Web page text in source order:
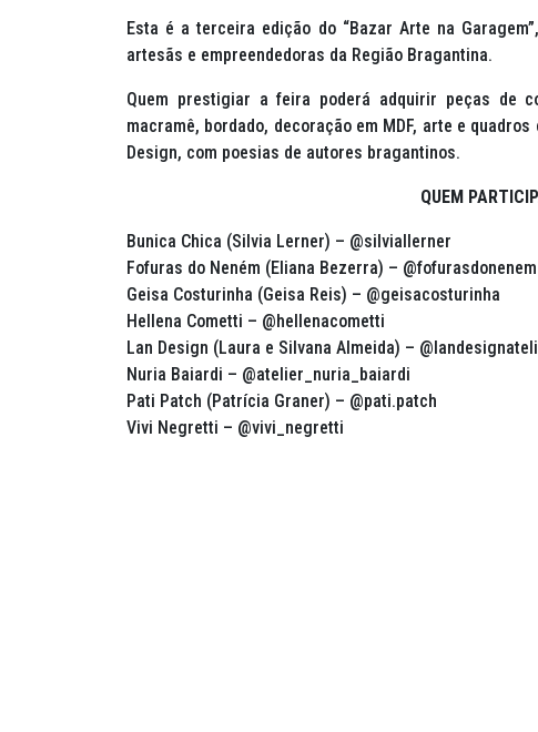
Esta é a terceira edição do “Bazar Arte na
artesãs e empreendedoras da Região Bragantina.
Quem prestigiar a feira poderá adquirir peças de
macramê, bordado, decoração em MDF, arte e
Design, com poesias de autores bragantinos.
QUEM
Bunica Chica (Silvia Lerner) – @silviallerner
Fofuras do Neném (Eliana Bezerra) – @fofurasdonenem
Geisa Costurinha (Geisa Reis) – @geisacosturinha
Hellena Cometti – @hellenacometti
Lan Design (Laura e Silvana Almeida) –
Nuria Baiardi – @atelier_nuria_baiardi
Pati Patch (Patrícia Graner) – @pati.patch
Vivi Negretti – @vivi_negretti